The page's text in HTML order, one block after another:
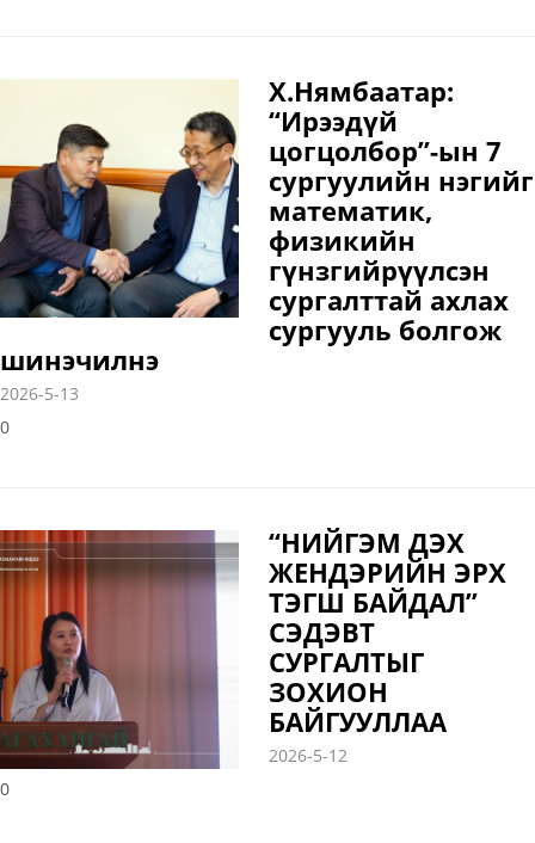
Х.Нямбаатар:
“Ирээдүй
цогцолбор”-ын 7
сургуулийн нэгийг
математик,
физикийн
гүнзгийрүүлсэн
сургалттай ахлах
сургууль болгож
шинэчилнэ
2026-5-13
0
“НИЙГЭМ ДЭХ
ЖЕНДЭРИЙН ЭРХ
ТЭГШ БАЙДАЛ”
СЭДЭВТ
СУРГАЛТЫГ
ЗОХИОН
БАЙГУУЛЛАА
2026-5-12
0